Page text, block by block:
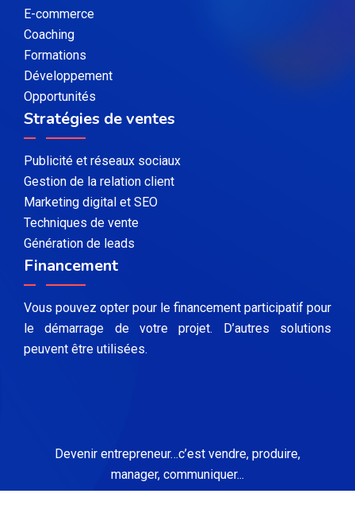
E-commerce
Coaching
Formations
Développement
Opportunités
Stratégies de ventes
Publicité et réseaux sociaux
Gestion de la relation client
Marketing digital et SEO
Techniques de vente
Génération de leads
Financement
Vous pouvez opter pour le financement participatif pour
le démarrage de votre projet. D’autres solutions
peuvent être utilisées.
Devenir entrepreneur…c’est vendre, produire,
manager, communiquer...